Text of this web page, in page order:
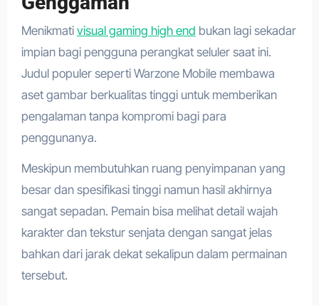
Menikmati visual gaming high end bukan lagi sekadar
impian bagi pengguna perangkat seluler saat ini.
Judul populer seperti Warzone Mobile membawa
aset gambar berkualitas tinggi untuk memberikan
pengalaman tanpa kompromi bagi para
penggunanya.
Meskipun membutuhkan ruang penyimpanan yang
besar dan spesifikasi tinggi namun hasil akhirnya
sangat sepadan. Pemain bisa melihat detail wajah
karakter dan tekstur senjata dengan sangat jelas
bahkan dari jarak dekat sekalipun dalam permainan
tersebut.